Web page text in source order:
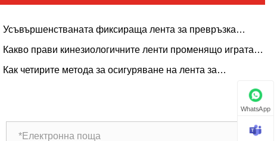
Усъвършенстваната фиксираща лента за превръзка
предефинира ли стандартите за грижа за рани?
Какво прави кинезиологичните ленти променящо играта
решение за поддръжка за съвременния спорт и
здравеопазване?
Как четирите метода за осигуряване на лента за
WhatsApp